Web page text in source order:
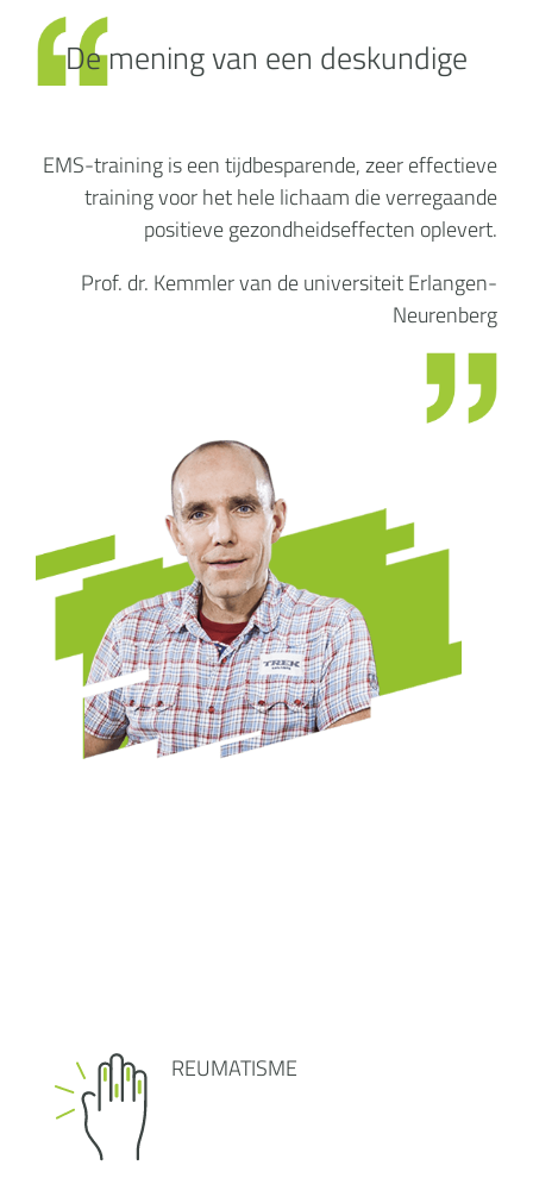
EMS-training is een tijdbesparende, zeer effectieve
training voor het hele lichaam die verregaande
positieve gezondheidseffecten oplevert.
Prof. dr. Kemmler van de universiteit Erlangen-
Neurenberg
De mening van een deskundige
REUMATISME